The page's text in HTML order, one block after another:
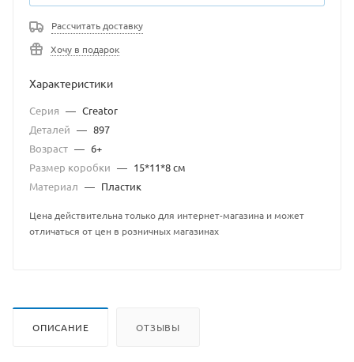
Рассчитать доставку
Хочу в подарок
Характеристики
Серия — Creator
Деталей — 897
Возраст — 6+
Размер коробки — 15*11*8 см
Материал — Пластик
Цена действительна только для интернет-магазина и может
отличаться от цен в розничных магазинах
ОПИСАНИЕ ОТЗЫВЫ